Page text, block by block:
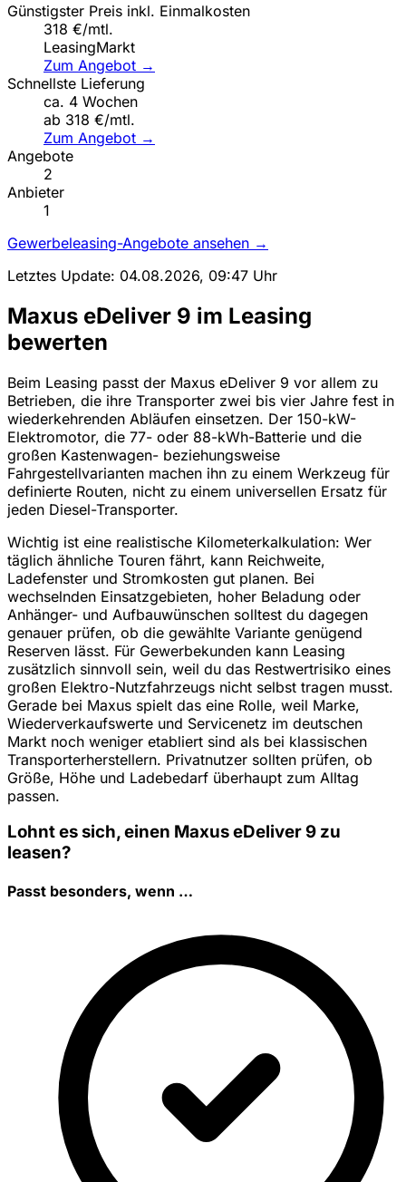
Günstigster Preis inkl. Einmalkosten
318 €/mtl.
LeasingMarkt
Zum Angebot →
Schnellste Lieferung
ca. 4 Wochen
ab 318 €/mtl.
Zum Angebot →
Angebote
2
Anbieter
1
Gewerbeleasing-Angebote ansehen →
Letztes Update: 04.08.2026, 09:47 Uhr
Maxus eDeliver 9 im Leasing
bewerten
Beim Leasing passt der Maxus eDeliver 9 vor allem zu
Betrieben, die ihre Transporter zwei bis vier Jahre fest in
wiederkehrenden Abläufen einsetzen. Der 150-kW-
Elektromotor, die 77- oder 88-kWh-Batterie und die
großen Kastenwagen- beziehungsweise
Fahrgestellvarianten machen ihn zu einem Werkzeug für
definierte Routen, nicht zu einem universellen Ersatz für
jeden Diesel-Transporter.
Wichtig ist eine realistische Kilometerkalkulation: Wer
täglich ähnliche Touren fährt, kann Reichweite,
Ladefenster und Stromkosten gut planen. Bei
wechselnden Einsatzgebieten, hoher Beladung oder
Anhänger- und Aufbauwünschen solltest du dagegen
genauer prüfen, ob die gewählte Variante genügend
Reserven lässt. Für Gewerbekunden kann Leasing
zusätzlich sinnvoll sein, weil du das Restwertrisiko eines
großen Elektro-Nutzfahrzeugs nicht selbst tragen musst.
Gerade bei Maxus spielt das eine Rolle, weil Marke,
Wiederverkaufswerte und Servicenetz im deutschen
Markt noch weniger etabliert sind als bei klassischen
Transporterherstellern. Privatnutzer sollten prüfen, ob
Größe, Höhe und Ladebedarf überhaupt zum Alltag
passen.
Lohnt es sich, einen Maxus eDeliver 9 zu
leasen?
Passt besonders, wenn …